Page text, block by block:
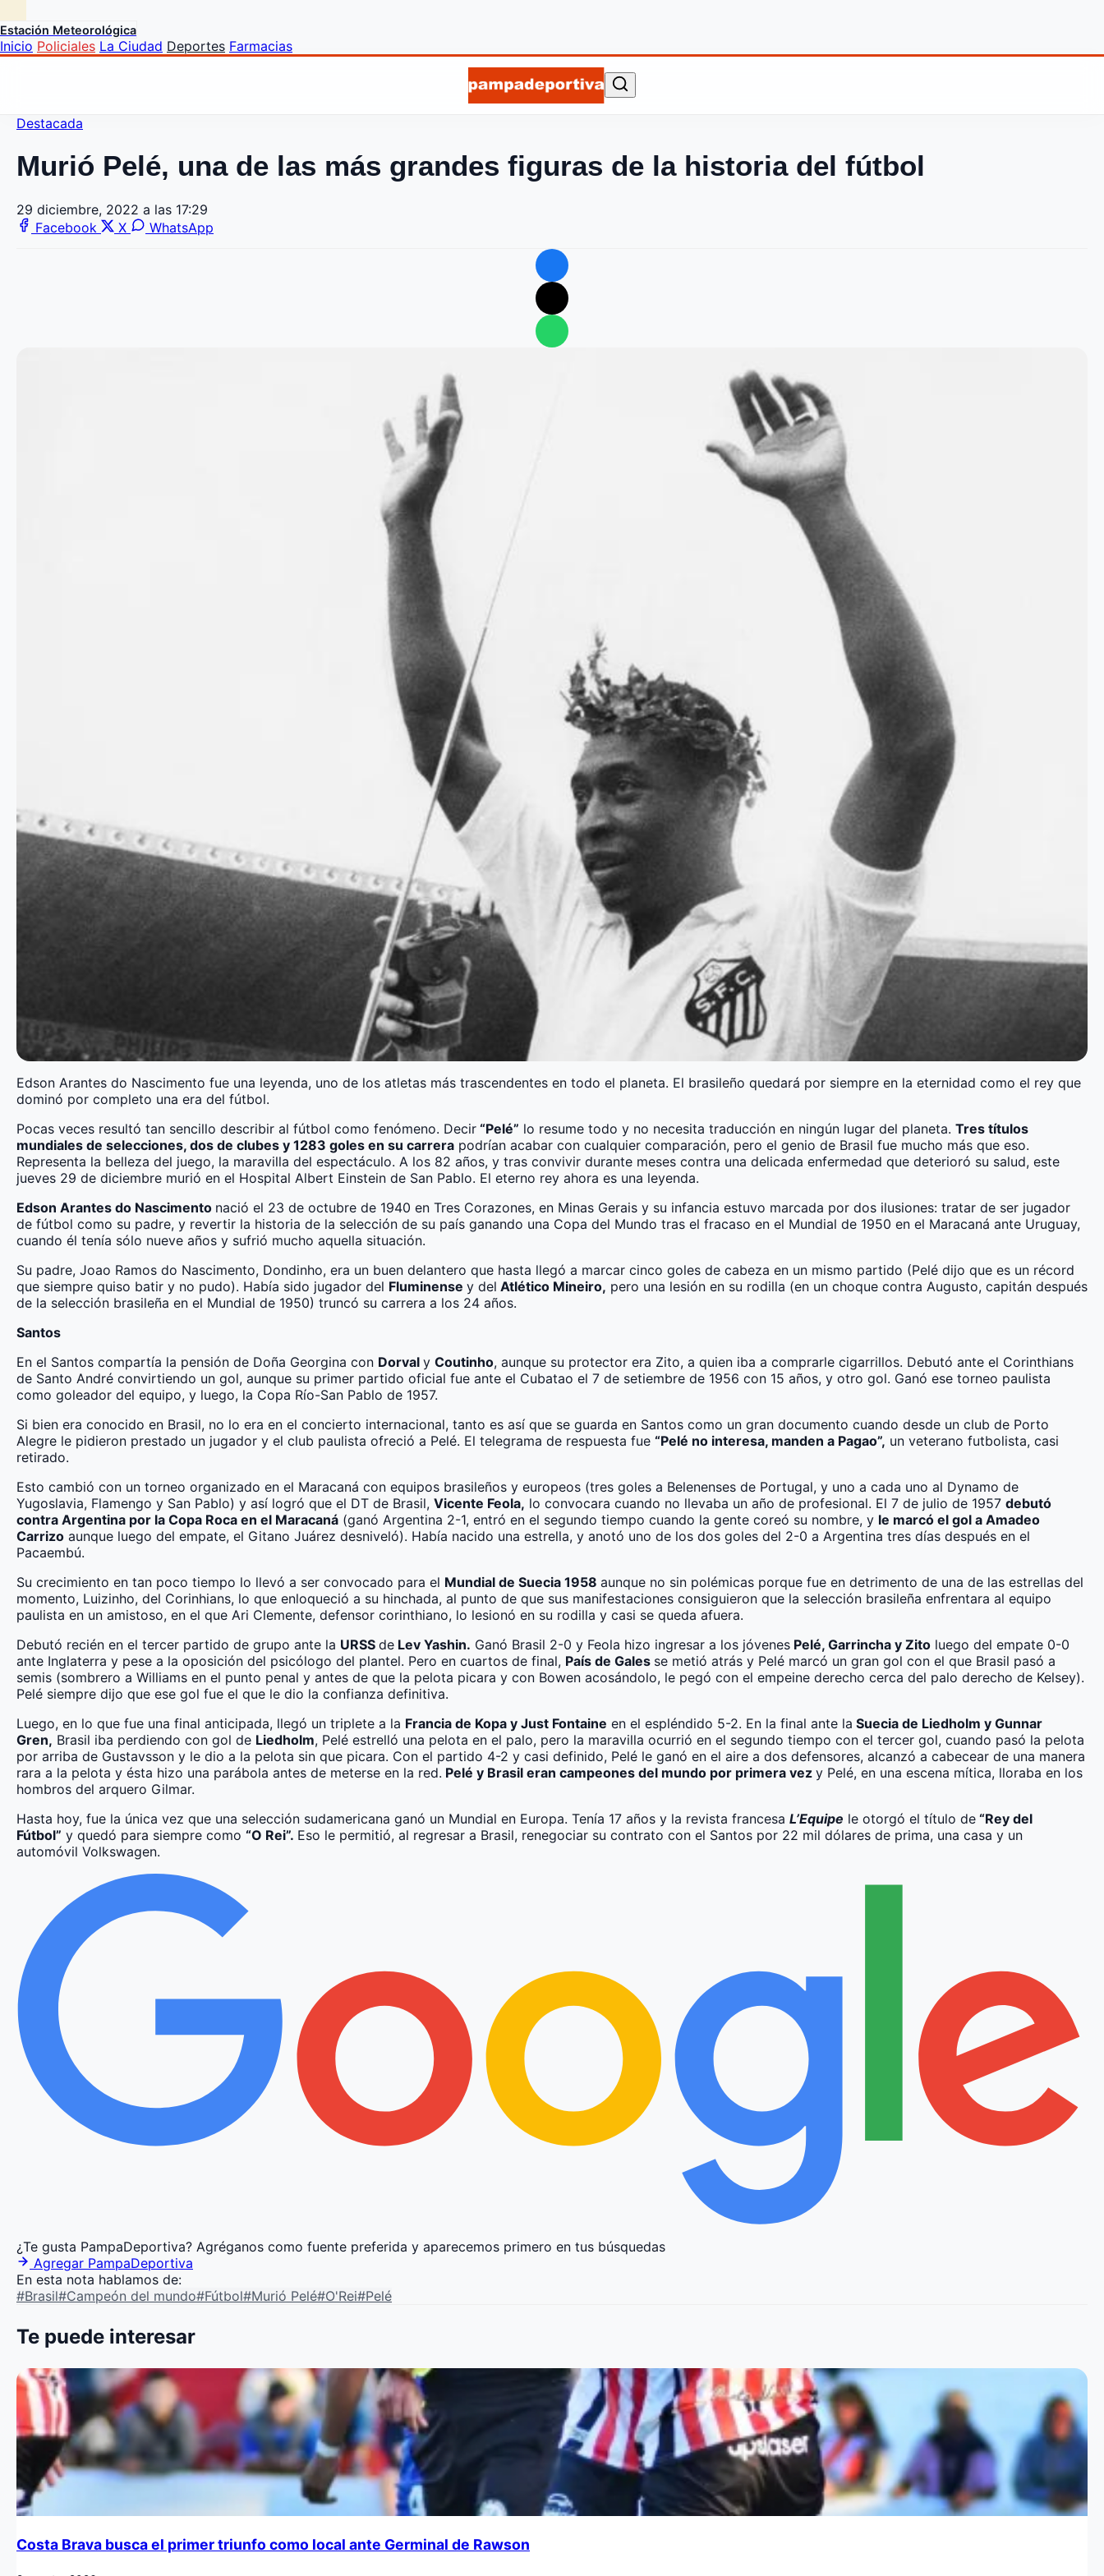
Estación Meteorológica
Inicio Policiales La Ciudad Deportes Farmacias
Destacada
Murió Pelé, una de las más grandes figuras de la historia del fútbol
29 diciembre, 2022 a las 17:29
Facebook
X WhatsApp
Edson Arantes do Nascimento fue una leyenda, uno de los atletas más trascendentes en todo el planeta. El brasileño quedará por siempre en la eternidad como el rey que
dominó por completo una era del fútbol.
Pocas veces resultó tan sencillo describir al fútbol como fenómeno. Decir “Pelé” lo resume todo y no necesita traducción en ningún lugar del planeta. Tres títulos
mundiales de selecciones, dos de clubes y 1283 goles en su carrera podrían acabar con cualquier comparación, pero el genio de Brasil fue mucho más que eso.
Representa la belleza del juego, la maravilla del espectáculo. A los 82 años, y tras convivir durante meses contra una delicada enfermedad que deterioró su salud, este
jueves 29 de diciembre murió en el Hospital Albert Einstein de San Pablo. El eterno rey ahora es una leyenda.
Edson Arantes do Nascimento nació el 23 de octubre de 1940 en Tres Corazones, en Minas Gerais y su infancia estuvo marcada por dos ilusiones: tratar de ser jugador
de fútbol como su padre, y revertir la historia de la selección de su país ganando una Copa del Mundo tras el fracaso en el Mundial de 1950 en el Maracaná ante Uruguay,
cuando él tenía sólo nueve años y sufrió mucho aquella situación.
Su padre, Joao Ramos do Nascimento, Dondinho, era un buen delantero que hasta llegó a marcar cinco goles de cabeza en un mismo partido (Pelé dijo que es un récord
que siempre quiso batir y no pudo). Había sido jugador del Fluminense y del Atlético Mineiro, pero una lesión en su rodilla (en un choque contra Augusto, capitán después
de la selección brasileña en el Mundial de 1950) truncó su carrera a los 24 años.
Santos
En el Santos compartía la pensión de Doña Georgina con Dorval y Coutinho, aunque su protector era Zito, a quien iba a comprarle cigarrillos. Debutó ante el Corinthians
de Santo André convirtiendo un gol, aunque su primer partido oficial fue ante el Cubatao el 7 de setiembre de 1956 con 15 años, y otro gol. Ganó ese torneo paulista
como goleador del equipo, y luego, la Copa Río-San Pablo de 1957.
Si bien era conocido en Brasil, no lo era en el concierto internacional, tanto es así que se guarda en Santos como un gran documento cuando desde un club de Porto
Alegre le pidieron prestado un jugador y el club paulista ofreció a Pelé. El telegrama de respuesta fue “Pelé no interesa, manden a Pagao”, un veterano futbolista, casi
retirado.
Esto cambió con un torneo organizado en el Maracaná con equipos brasileños y europeos (tres goles a Belenenses de Portugal, y uno a cada uno al Dynamo de
Yugoslavia, Flamengo y San Pablo) y así logró que el DT de Brasil, Vicente Feola, lo convocara cuando no llevaba un año de profesional. El 7 de julio de 1957 debutó
contra Argentina por la Copa Roca en el Maracaná (ganó Argentina 2-1, entró en el segundo tiempo cuando la gente coreó su nombre, y le marcó el gol a Amadeo
Carrizo aunque luego del empate, el Gitano Juárez desniveló). Había nacido una estrella, y anotó uno de los dos goles del 2-0 a Argentina tres días después en el
Pacaembú.
Su crecimiento en tan poco tiempo lo llevó a ser convocado para el Mundial de Suecia 1958 aunque no sin polémicas porque fue en detrimento de una de las estrellas del
momento, Luizinho, del Corinhians, lo que enloqueció a su hinchada, al punto de que sus manifestaciones consiguieron que la selección brasileña enfrentara al equipo
paulista en un amistoso, en el que Ari Clemente, defensor corinthiano, lo lesionó en su rodilla y casi se queda afuera.
Debutó recién en el tercer partido de grupo ante la URSS de Lev Yashin. Ganó Brasil 2-0 y Feola hizo ingresar a los jóvenes Pelé, Garrincha y Zito luego del empate 0-0
ante Inglaterra y pese a la oposición del psicólogo del plantel. Pero en cuartos de final, País de Gales se metió atrás y Pelé marcó un gran gol con el que Brasil pasó a
semis (sombrero a Williams en el punto penal y antes de que la pelota picara y con Bowen acosándolo, le pegó con el empeine derecho cerca del palo derecho de Kelsey).
Pelé siempre dijo que ese gol fue el que le dio la confianza definitiva.
Luego, en lo que fue una final anticipada, llegó un triplete a la Francia de Kopa y Just Fontaine en el espléndido 5-2. En la final ante la Suecia de Liedholm y Gunnar
Gren, Brasil iba perdiendo con gol de Liedholm, Pelé estrelló una pelota en el palo, pero la maravilla ocurrió en el segundo tiempo con el tercer gol, cuando pasó la pelota
por arriba de Gustavsson y le dio a la pelota sin que picara. Con el partido 4-2 y casi definido, Pelé le ganó en el aire a dos defensores, alcanzó a cabecear de una manera
rara a la pelota y ésta hizo una parábola antes de meterse en la red. Pelé y Brasil eran campeones del mundo por primera vez y Pelé, en una escena mítica, lloraba en los
hombros del arquero Gilmar.
Hasta hoy, fue la única vez que una selección sudamericana ganó un Mundial en Europa. Tenía 17 años y la revista francesa L’Equipe le otorgó el título de “Rey del
Fútbol” y quedó para siempre como “O Rei”. Eso le permitió, al regresar a Brasil, renegociar su contrato con el Santos por 22 mil dólares de prima, una casa y un
automóvil Volkswagen.
¿Te gusta PampaDeportiva? Agréganos como fuente preferida y aparecemos primero en tus búsquedas
Agregar PampaDeportiva
En esta nota hablamos de:
#Brasil#Campeón del mundo#Fútbol#Murió Pelé#O'Rei#Pelé
Te puede interesar
Costa Brava busca el primer triunfo como local ante Germinal de Rawson